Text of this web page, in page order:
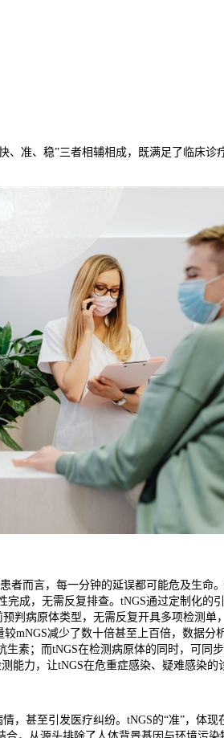
、准、稳”三者相辅相成，既满足了临床
而言，每一分钟的延误都可能危及生命
成，无需反复排查。tNGS通过定制化
判病原体类型，无需反复开具多项检测
mNGS减少了数十倍甚至上百倍，数据
素；而tNGS在检测病原体的同时，可
力，让tNGS在危重症感染、疑难感染的
，甚至引发医疗纠纷。tNGS的“准”，体